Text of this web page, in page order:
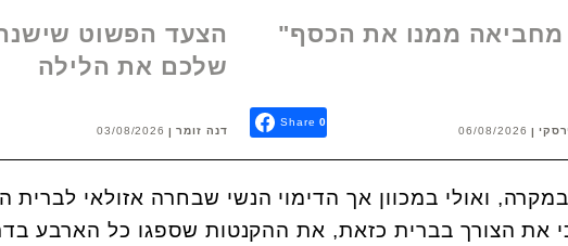
מחביאה ממנו את הכסף"
06/08/2026
Share 0
הצעד הפשוט
שלכם את הלילה
דנה זומר 03/08/2026
ואולי במכוון אך הדימוי הנשי שבחרה אזולאי לברית
את הצורך בברית כזאת, את ההקנטות שספגו כל הארבע